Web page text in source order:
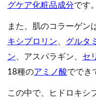
グケア化粧品成分です。
また、肌のコラーゲン
キシプロリン、 グルタ
ン、アスパラギン、 セ
18種のアミノ酸ででき
この中で、ヒドロキシ